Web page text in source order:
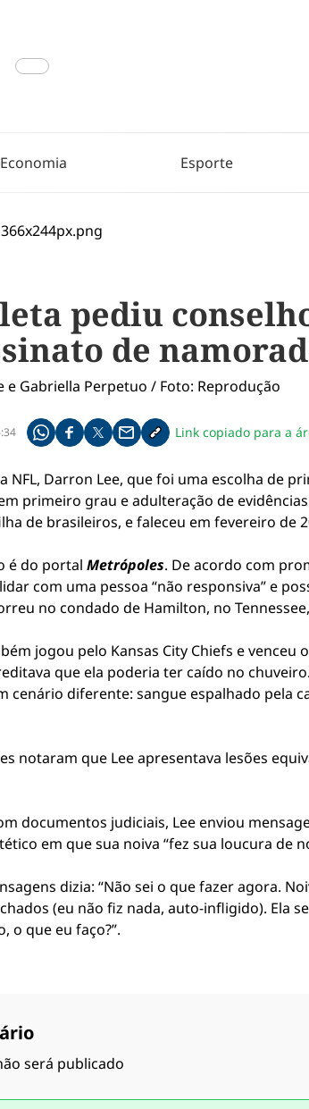
Economia Esporte
pediu
de
Compartilhe pelo whatsapp
Compartilhar no facebook
Compartilhar no twitter
Compartilhe pelo email
Copiar link da notícia
Link copiado para a
NFL, Darron Lee, que foi uma escolha de
primeiro grau e adulteração de
de brasileiros, e faleceu em fevereiro de
é do portal Metrópoles. De acordo com
com uma pessoa “não responsiva” e
no condado de Hamilton, no
jogou pelo Kansas City Chiefs e
que ela poderia ter caído no
cenário diferente: sangue espalhado pela
notaram que Lee apresentava lesões
documentos judiciais, Lee enviou
em que sua noiva “fez sua loucura de
dizia: “Não sei o que fazer agora.
(eu não fiz nada, auto-infligido). Ela
o que eu faço?”.
será publicado